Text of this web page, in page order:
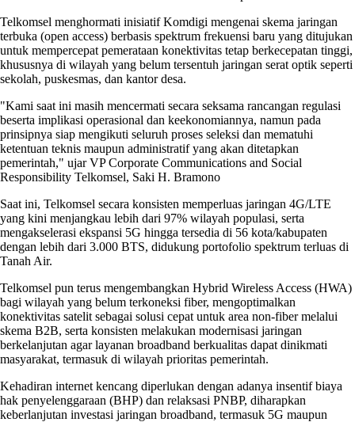
Telkomsel menghormati inisiatif Komdigi mengenai skema jaringan
terbuka (open access) berbasis spektrum frekuensi baru yang ditujukan
untuk mempercepat pemerataan konektivitas tetap berkecepatan tinggi,
khususnya di wilayah yang belum tersentuh jaringan serat optik seperti
sekolah, puskesmas, dan kantor desa.
"Kami saat ini masih mencermati secara seksama rancangan regulasi
beserta implikasi operasional dan keekonomiannya, namun pada
prinsipnya siap mengikuti seluruh proses seleksi dan mematuhi
ketentuan teknis maupun administratif yang akan ditetapkan
pemerintah," ujar VP Corporate Communications and Social
Responsibility Telkomsel, Saki H. Bramono
Saat ini, Telkomsel secara konsisten memperluas jaringan 4G/LTE
yang kini menjangkau lebih dari 97% wilayah populasi, serta
mengakselerasi ekspansi 5G hingga tersedia di 56 kota/kabupaten
dengan lebih dari 3.000 BTS, didukung portofolio spektrum terluas di
Tanah Air.
Telkomsel pun terus mengembangkan Hybrid Wireless Access (HWA)
bagi wilayah yang belum terkoneksi fiber, mengoptimalkan
konektivitas satelit sebagai solusi cepat untuk area non-fiber melalui
skema B2B, serta konsisten melakukan modernisasi jaringan
berkelanjutan agar layanan broadband berkualitas dapat dinikmati
masyarakat, termasuk di wilayah prioritas pemerintah.
Kehadiran internet kencang diperlukan dengan adanya insentif biaya
hak penyelenggaraan (BHP) dan relaksasi PNBP, diharapkan
keberlanjutan investasi jaringan broadband, termasuk 5G maupun